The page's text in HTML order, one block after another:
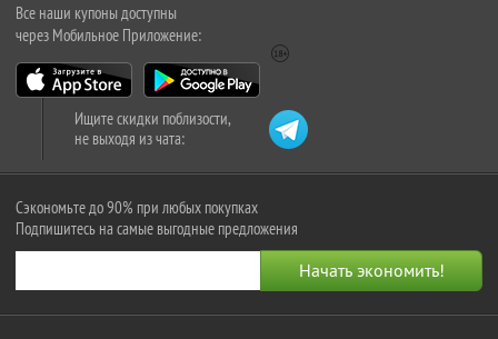
Все наши купоны доступны
через Мобильное Приложение:
Ищите скидки поблизости,
не выходя из чата:
Сэкономьте до 90% при любых покупках
Подпишитесь на самые выгодные предложения